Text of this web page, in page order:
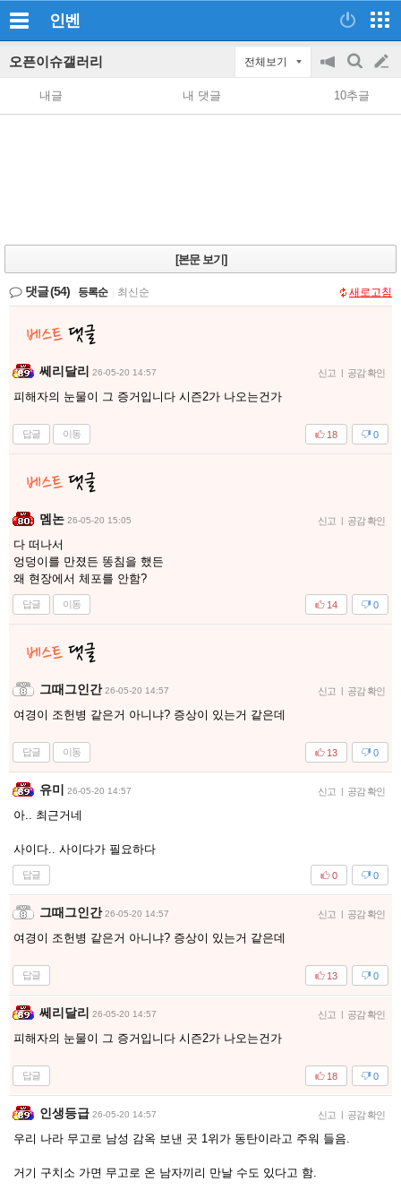
인벤
오픈이슈갤러리 전체보기
공
지
on/off
검
색
글
쓰
내글 내 댓글 10추글
[본문 보기]
댓글(54) 등록순 최신순 새로고침
쎄리달리 26-05-20 14:57 신고 | 공감 확인
피해자의 눈물이 그 증거입니다 시즌2가 나오는건가
답글 이동 0
18
멤논 26-05-20 15:05 신고 | 공감 확인
다 떠나서
엉덩이를 만졌든 똥침을 했든
왜 현장에서 체포를 안함?
답글 이동 0
14
그때그인간 26-05-20 14:57 신고 | 공감 확인
여경이 조헌병 같은거 아니냐? 증상이 있는거 같은데
답글 이동 0
13
유미 26-05-20 14:57 신고 | 공감 확인
아.. 최근거네
사이다.. 사이다가 필요하다
답글 0
0
그때그인간 26-05-20 14:57 신고 | 공감 확인
여경이 조헌병 같은거 아니냐? 증상이 있는거 같은데
답글 0
13
쎄리달리 26-05-20 14:57 신고 | 공감 확인
피해자의 눈물이 그 증거입니다 시즌2가 나오는건가
답글 0
18
인생등급 26-05-20 14:57 신고 | 공감 확인
우리 나라 무고로 남성 감옥 보낸 곳 1위가 동탄이라고 주워 들음.
거기 구치소 가면 무고로 온 남자끼리 만날 수도 있다고 함.